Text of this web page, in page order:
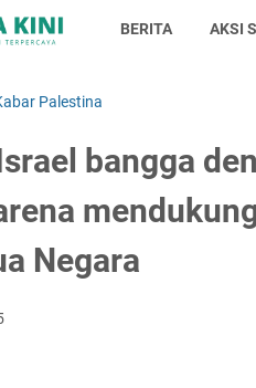
BERITA AKSI
Palestina
bangga
Negara